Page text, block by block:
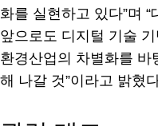
화를 실현하고 있다”며
앞으로도 디지털 기술
환경산업의 차별화를 바
해 나갈 것”이라고 밝혔